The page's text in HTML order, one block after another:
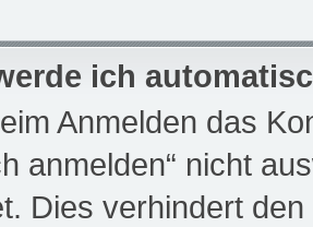
ich
Anmelden das
anmelden“ nicht
Dies verhindert